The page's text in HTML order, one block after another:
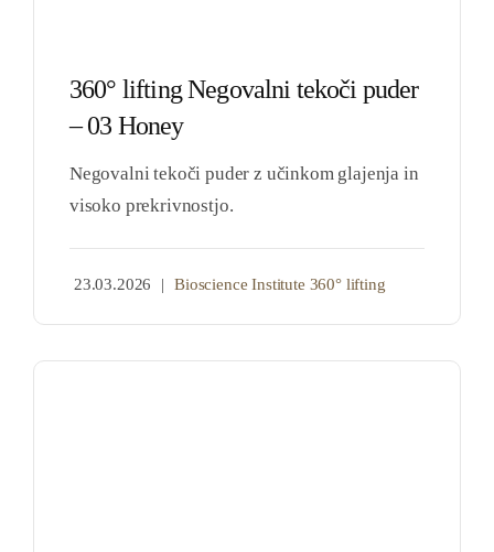
360° lifting Negovalni tekoči puder
– 03 Honey
Negovalni tekoči puder z učinkom glajenja in
visoko prekrivnostjo.
23.03.2026 | Bioscience Institute 360° lifting